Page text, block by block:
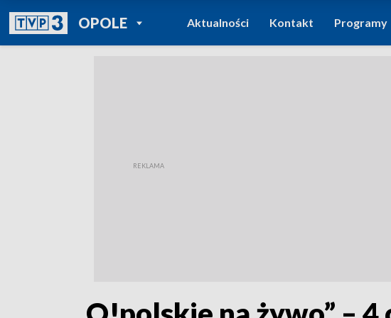
OPOLEPOWRÓT DO
TVP REGIONY
Aktualności Kontakt Programy